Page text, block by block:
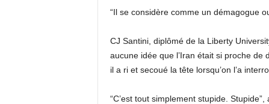
“Il se considère comme un démagogue
CJ Santini, diplômé de la Liberty
aucune idée que l’Iran était si proche de
il a ri et secoué la tête lorsqu’on l’a
“C’est tout simplement stupide.